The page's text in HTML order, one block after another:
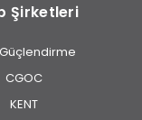
Şirketleri
CGOC
KENT